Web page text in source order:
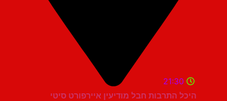
היכל התרבות חבל מודיעין איירפורט סיטי
21:30